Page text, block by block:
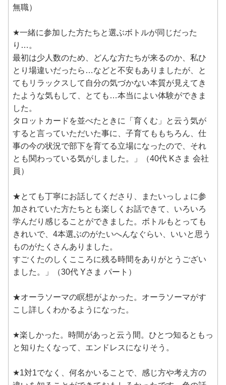
無職）
★一緒に参加した方たちと選ぶボトルが同じだった
り…。
最初は少人数のため、どんな方たちが来るのか、私ひ
とり場違いだったら…などと不安もありましたが、と
てもリラックスして自分の気づかない本質が見えてき
たような気もして、とても…本当によい体験ができま
した。
タロットカードを並べたときに「育くむ」と云う気が
すると言っていただいた事に、子育てももちろん、仕
事の今の状況で部下を育てる立場になったので、それ
とも関わっている気がしました。」（40代 Kさま 会社
員）
★とても丁寧にお話してくださり、またいっしょに参
加されていた方たちとも楽しくお話できて、いろいろ
学んだり感じることができました。ボトルもとっても
きれいで、4本選ぶのがたいへんなぐらい、いいと思う
ものがたくさんありました。
すごくたのしくこころに残る時間をありがとうござい
ました。」（30代 Yさま パート）
★オーラソーマの瞑想がよかった。オーラソーマがす
こし詳しくわかるようになった。
★楽しかった。時間があっと云う間。ひとつ知るともっ
と知りたくなって、エンドレスになりそう。
★1対1でなく、何名かいることで、感じ方や考え方の